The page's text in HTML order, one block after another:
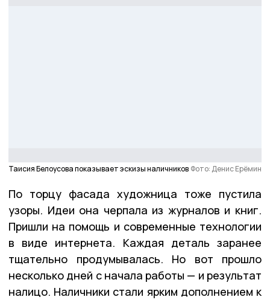
Таисия Белоусова показывает эскизы наличников Фото: Денис Ерёмин
По торцу фасада художница тоже пустила
узоры. Идеи она черпала из журналов и книг.
Пришли на помощь и современные технологии
в виде интернета. Каждая деталь заранее
тщательно продумывалась. Но вот прошло
несколько дней с начала работы — и результат
налицо. Наличники стали ярким дополнением к